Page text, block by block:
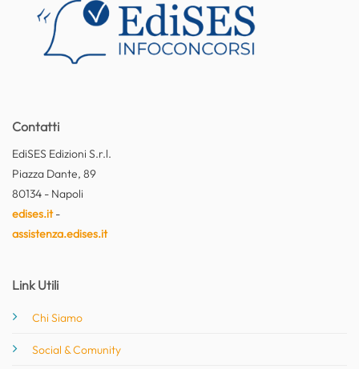
Contatti
EdiSES Edizioni S.r.l.
Piazza Dante, 89
80134 - Napoli
edises.it-
assistenza.edises.it
Link Utili
Chi Siamo
Social & Comunity